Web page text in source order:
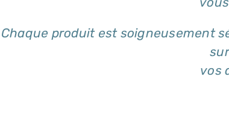
Chaque produit est soigneusement
vos